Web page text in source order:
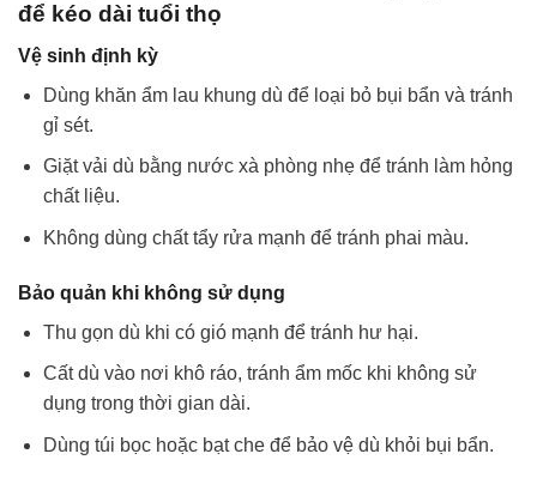
để kéo dài tuổi thọ
Vệ sinh định kỳ
Dùng khăn ẩm lau khung dù để loại bỏ bụi bẩn và tránh
gỉ sét.
Giặt vải dù bằng nước xà phòng nhẹ để tránh làm hỏng
chất liệu.
Không dùng chất tẩy rửa mạnh để tránh phai màu.
Bảo quản khi không sử dụng
Thu gọn dù khi có gió mạnh để tránh hư hại.
Cất dù vào nơi khô ráo, tránh ẩm mốc khi không sử
dụng trong thời gian dài.
Dùng túi bọc hoặc bạt che để bảo vệ dù khỏi bụi bẩn.